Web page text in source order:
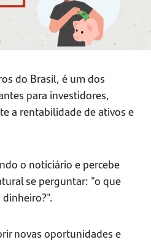
do Brasil, é um dos
para investidores,
a rentabilidade de ativos e
o noticiário e percebe
se perguntar: "o que
novas oportunidades e